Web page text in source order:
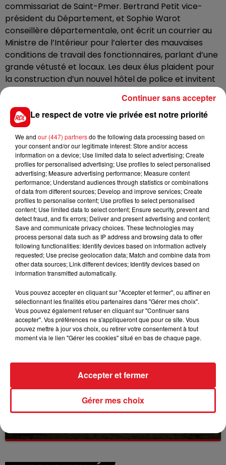
commissariat de Saint-Pmer. Bertrand Petit vice-
président du Département, et Sophie Warot
conseillère départementale, ont écrit un courrier au
Ministre de l’Intérieur pour l’alerter des mauvaises
conditions de travail des fonctionnaires, parlant d’une
grande vétusté et locaux. Les deux élus plaident pour
la construction d’un nouvel hôtel de police et invitent
le ministre a se rendre compte de la triste réalité sur
place. Le commissariat deSaint-Omer construit au
début des années 80 est conditionné pour accueillir
70 personnes.Plus du double y travaille actuellement.
FIL D'ACTUS
15 juillet 2026
VOLONTAIRE EN COURS, APRÈS LA...
Selon les premiers éléments, le logement servait
à des prostituées
WINGLES: UN JEUNE PERD LA VIE, NOYÉ À
La victime a coulé à pic
Le respect de votre vie privée est notre priorité
We and our (447) partnersdo the following data processing based on
your consent and/or our legitimate interest: Store and/or access
information on a device; Use limited data to select advertising; Create
profiles for personalised advertising; Use profiles to select personalised
advertising; Measure advertising performance; Measure content
performance; Understand audiences through statistics or combinations
of data from different sources; Develop and improve services; Create
profiles to personalise content; Use profiles to select personalised
content; Use limited data to select content; Ensure security, prevent and
detect fraud, and fix errors; Deliver and present advertising and content;
Save and communicate privacy choices. These technologies may
process personal data such as IP address and browsing data to offer
following functionalities: Identify devices based on information actively
requested; Use precise geolocation data; Match and combine data from
other data sources; Link different devices; Identify devices based on
information transmitted automatically.
Vous pouvez accepter en cliquant sur "Accepter et fermer", ou affiner en
sélectionnant les finalités et/ou partenaires dans "Gérer mes choix".
Vous pouvez également refuser en cliquant sur "Continuer sans
accepter". Vos préférences ne s'appliqueront que pour ce site. Vous
pouvez mettre à jour vos choix, ou retirer votre consentement à tout
moment via le lien "Gérer les cookies" situé en bas de chaque page.
Gérer mes choix
Accepter et fermer
Continuer sans accepter